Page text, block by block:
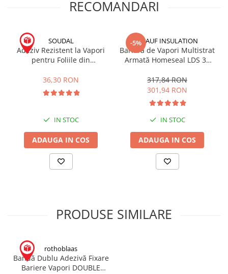
Hidroizolații Lichide
Hidrofobizare și Tratamente
Tencuieli și Betoane
Amorse Tencuieli
Pardoseli și Nivelare Suport
Nivelare Grosieră
Rașini Reparații Fisuri Șapă
Aditivi pentru Șape
Amorse și Promotori de Aderență
Stabilizare Suport
Aditivi pentru Betoane și Mortare
Profile Tencuieli
Reparare Beton, Subturnări și
Ancorări
Mortare Speciale
RECOMANDARI
SOUDAL
Adeziv Rezistent la Vapori
pentru Foliile din
310mL
36,30 RON
IN STOC
ADAUGA IN COS
-5%KNAUF INSULATION
Barieră de Vapori Multistrat
Armată Homeseal LDS 35
317,84 RON
301,94 RON
IN STOC
ADAUGA IN COS
PRODUSE SIMILARE
rothoblaas
Bandă Dublu Adezivă Fixare
Bariere Vapori DOUBLE